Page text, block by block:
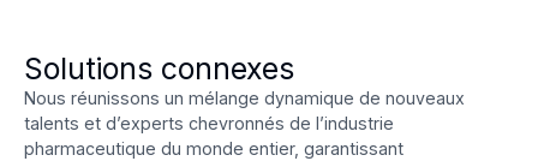
Solutions connexes
Nous réunissons un mélange dynamique de nouveaux
talents et d’experts chevronnés de l’industrie
pharmaceutique du monde entier, garantissant